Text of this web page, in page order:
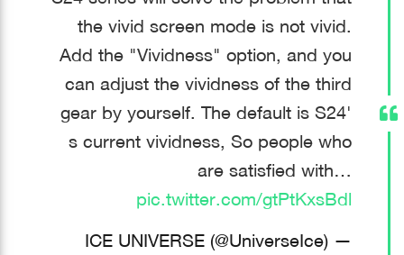
the vivid screen mode is not vivid.
Add the "Vividness" option, and you
can adjust the vividness of the third
gear by yourself. The default is S24'
s current vividness, So people who
are satisfied with…
pic.twitter.com/gtPtKxsBdl
— ICE UNIVERSE (@UniverseIce)